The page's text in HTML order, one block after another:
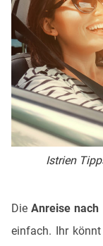
Istrien
DieAnreise nach
einfach. Ihr